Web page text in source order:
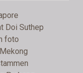
Doi Suthep
foto